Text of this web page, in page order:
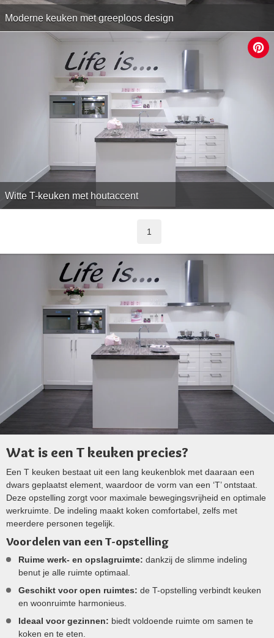
Moderne keuken met greeploos design
Witte T-keuken met houtaccent
1
Wat is een T keuken precies?
Een T keuken bestaat uit een lang keukenblok met daaraan een
dwars geplaatst element, waardoor de vorm van een ‘T’ ontstaat.
Deze opstelling zorgt voor maximale bewegingsvrijheid en optimale
werkruimte. De indeling maakt koken comfortabel, zelfs met
meerdere personen tegelijk.
Voordelen van een T-opstelling
Ruime werk- en opslagruimte: dankzij de slimme indeling
benut je alle ruimte optimaal.
Geschikt voor open ruimtes: de T-opstelling verbindt keuken
en woonruimte harmonieus.
Ideaal voor gezinnen: biedt voldoende ruimte om samen te
koken en te eten.